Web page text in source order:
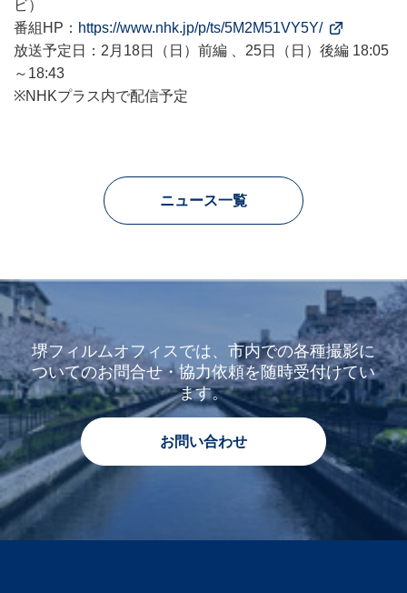
ビ）
番組HP： https://www.nhk.jp/p/ts/5M2M51VY5Y/
放送予定日：2月18日（日）前編 、25日（日）後編 18:05
～18:43
※NHKプラス内で配信予定
ニュース一覧
堺フィルムオフィスでは、市内での各種撮影に
ついてのお問合せ・協力依頼を随時受付けてい
ます。
お問い合わせ